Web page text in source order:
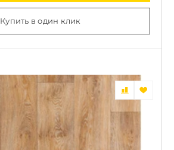
Купить в один клик